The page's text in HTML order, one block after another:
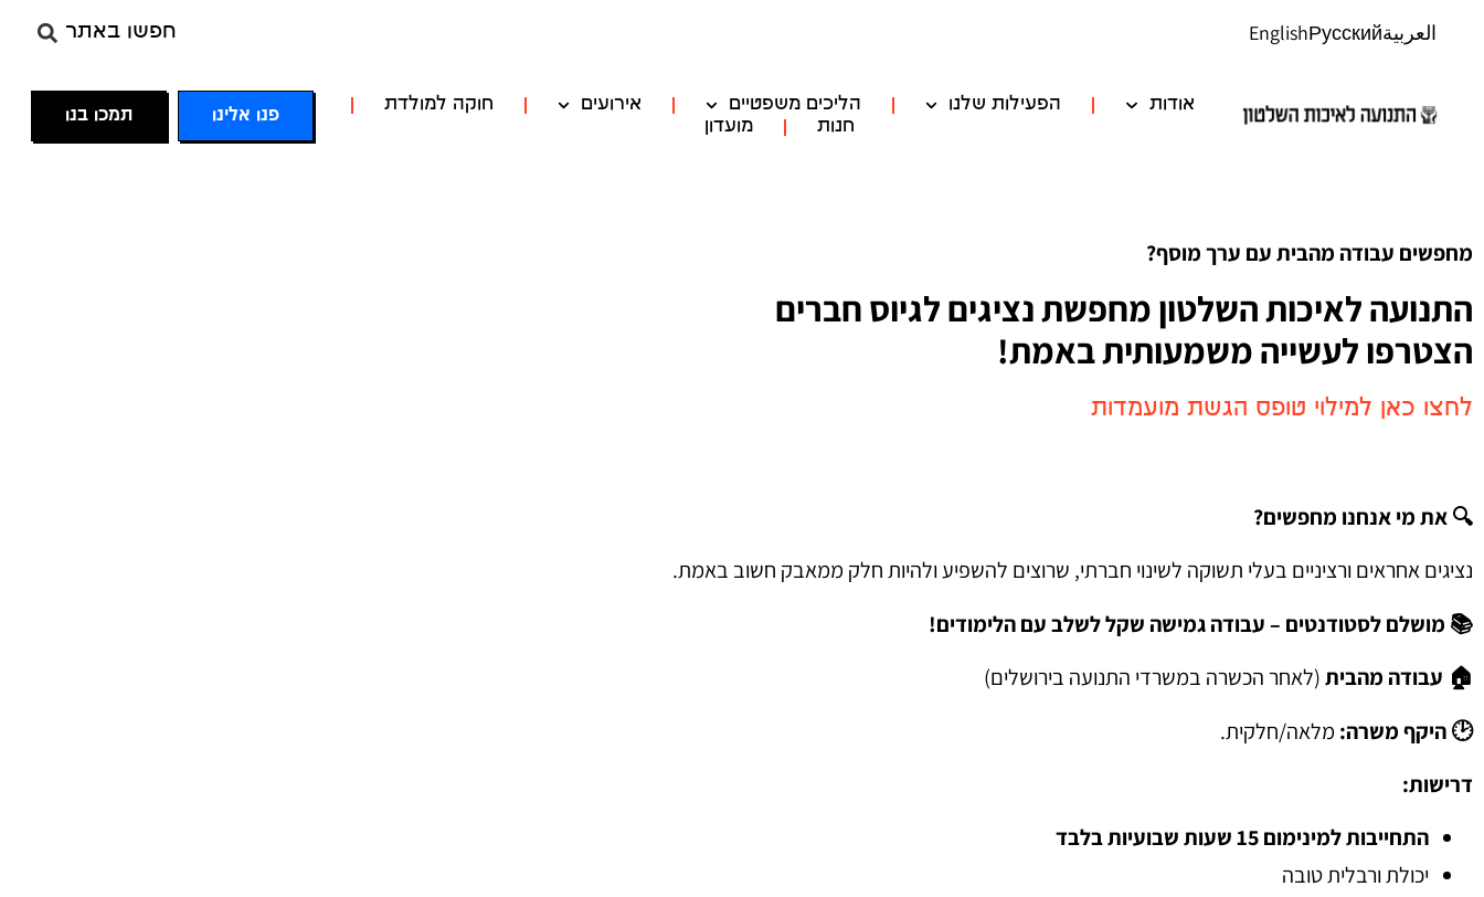
العربيةРусский
English חפשו באתר
אודות הפעילות שלנו הליכים משפטיים אירועים
חוקה למולדת
חנות
מועדון
פנו אלינו תמכו בנו
מחפשים עבודה מהבית עם ערך מוסף?
התנועה לאיכות השלטון מחפשת נציגים לגיוס חברים
הצטרפו לעשייה משמעותית באמת!
לחצו כאן למילוי טופס הגשת מועמדות
🔍 את מי אנחנו מחפשים?
נציגים אחראים ורציניים בעלי תשוקה לשינוי חברתי, שרוצים להשפיע ולהיות חלק ממאבק חשוב באמת.
📚 מושלם לסטודנטים – עבודה גמישה שקל לשלב עם הלימודים!
🏠 עבודה מהבית(לאחר הכשרה במשרדי התנועה בירושלים)
🕑 היקף משרה: מלאה/חלקית.
דרישות:
התחייבות למינימום 15 שעות שבועיות בלבד
יכולת ורבלית טובה